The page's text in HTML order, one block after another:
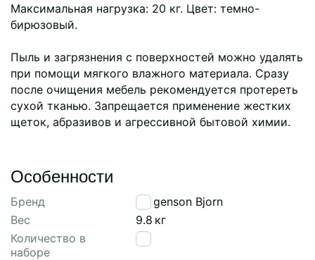
Максимальная нагрузка: 20 кг. Цвет: темно-
бирюзовый.
Пыль и загрязнения с поверхностей можно удалять
при помощи мягкого влажного материала. Сразу
после очищения мебель рекомендуется протереть
сухой тканью. Запрещается применение жестких
щеток, абразивов и агрессивной бытовой химии.
Особенности
Бренд
Bergenson Bjorn
Вес
9.8 кг
Количество в
наборе
1